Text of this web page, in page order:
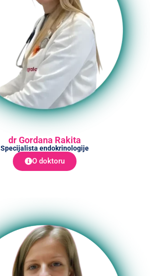
dr Gordana Rakita
Specijalista endokrinologije
O doktoru